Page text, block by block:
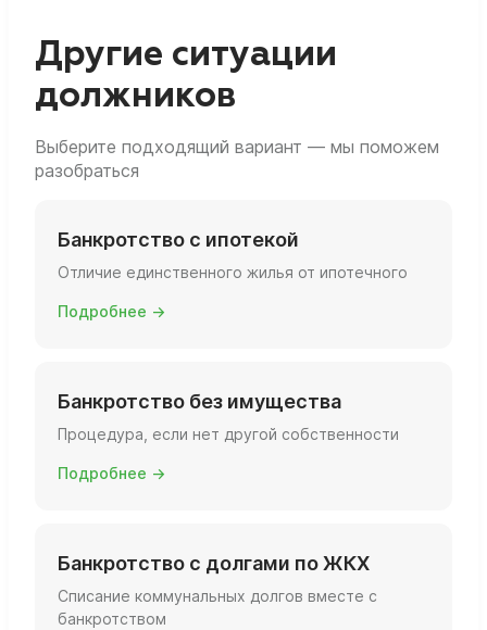
вы фактически живёте, есть ли ещё объекты
и какова их площадь и статус.
Другие ситуации
должников
Выберите подходящий вариант — мы поможем
разобраться
Банкротство с ипотекой
Отличие единственного жилья от ипотечного
Подробнее →
Банкротство без имущества
Процедура, если нет другой собственности
Подробнее →
Банкротство с долгами по ЖКХ
Списание коммунальных долгов вместе с
банкротством